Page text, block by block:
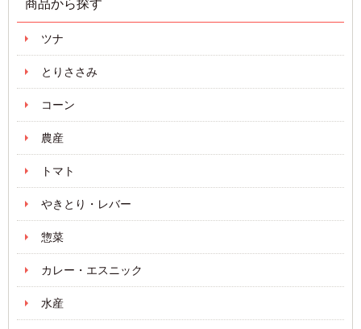
商品から探す
ツナ
とりささみ
コーン
農産
トマト
やきとり・レバー
惣菜
カレー・エスニック
水産